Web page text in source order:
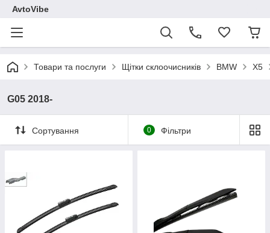
AvtoVibe
Товари та послуги Щітки склоочисників BMW X5
G05 2018-
Сортування 0 Фільтри